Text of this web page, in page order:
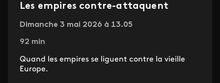
Les empires contre-attaquent
Dimanche 3 mai 2026 à 13.05
92 min
Quand les empires se liguent contre la vieille
Europe.